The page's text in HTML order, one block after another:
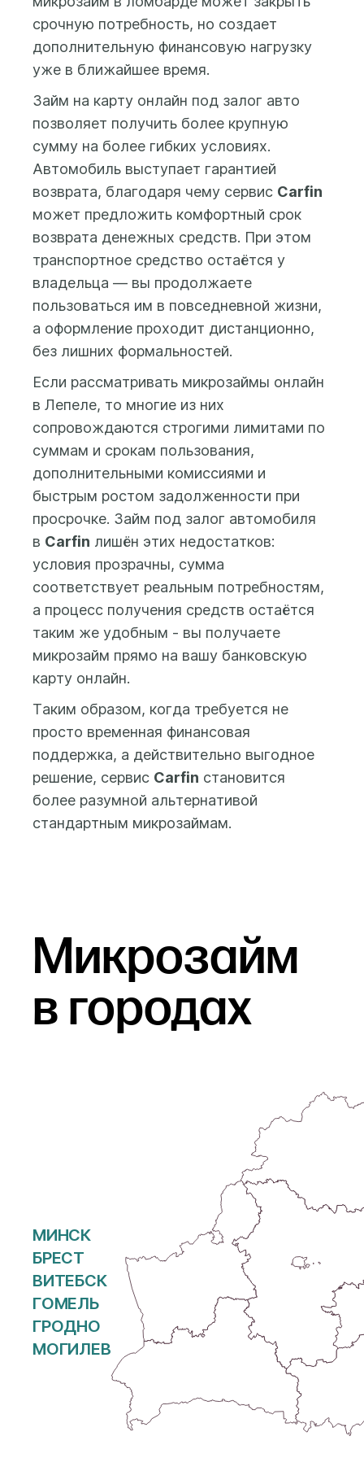
телефону. В любом
случае Вы
заплатите только
за дни
фактического
использования
средств.
предоставление
кредитного отчета.
После этого Вам будет
доступна форма
получение займа, где вы
сможете указать
желаемую сумму займа
(от 500 до 100 000 бел.
рублей) и срок займа (до
25 месяцев), а также
предоставить данные и
фото автомобиля и
свидетельства о
регистрации
(техпаспорта) на
Заем выдается на
банковскую карту,
заемщика. После
заполнения анкеты и
проверки данных
системой ответ по Вашей
заявке будет доступен в
Личном кабинете.
срочную потребность, но создает
дополнительную финансовую нагрузку
уже в ближайшее время.
Займ на карту онлайн под залог авто
позволяет получить более крупную
сумму на более гибких условиях.
Автомобиль выступает гарантией
возврата, благодаря чему сервис Carfin
может предложить комфортный срок
возврата денежных средств. При этом
транспортное средство остаётся у
владельца — вы продолжаете
пользоваться им в повседневной жизни,
а оформление проходит дистанционно,
без лишних формальностей.
Если рассматривать микрозаймы онлайн
в Лепеле, то многие из них
сопровождаются строгими лимитами по
суммам и срокам пользования,
дополнительными комиссиями и
быстрым ростом задолженности при
просрочке. Займ под залог автомобиля
в Carfin лишён этих недостатков:
условия прозрачны, сумма
соответствует реальным потребностям,
а процесс получения средств остаётся
таким же удобным - вы получаете
микрозайм прямо на вашу банковскую
карту онлайн.
Таким образом, когда требуется не
просто временная финансовая
поддержка, а действительно выгодное
решение, сервис Carfin становится
более разумной альтернативой
стандартным микрозаймам.
Микрозайм
в городах
МИНСК
БРЕСТ
ВИТЕБСК
ГОМЕЛЬ
ГРОДНО
МОГИЛЕВ